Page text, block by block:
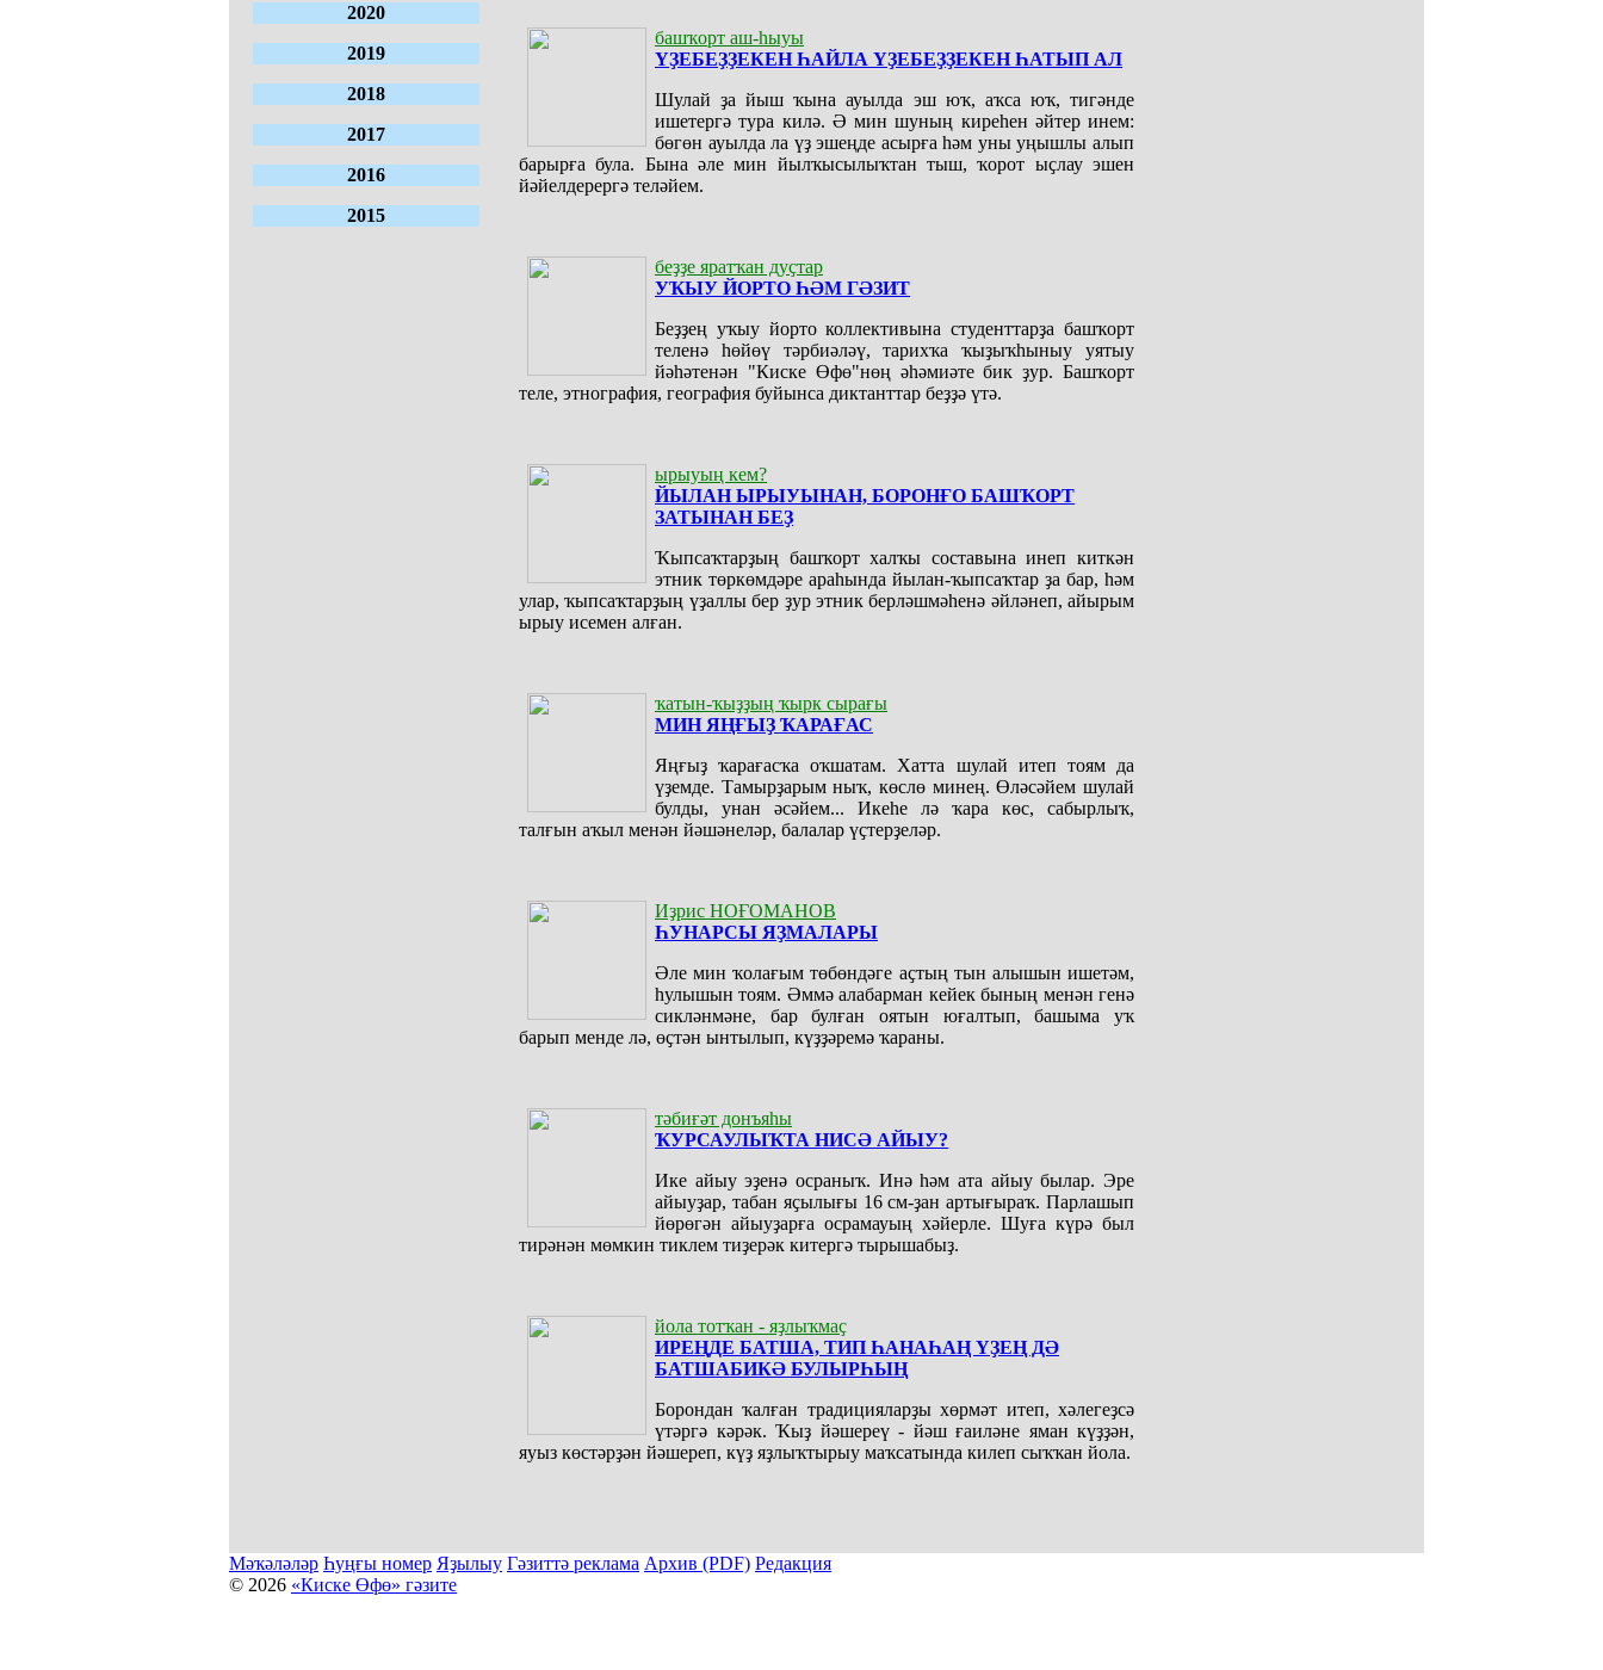
2020
2019
2018
2017
2016
2015
башҡорт аш-һыуы
ҮҘЕБЕҘҘЕКЕН ҺАЙЛА ҮҘЕБЕҘҘЕКЕН ҺАТЫП АЛ
Шулай ҙа йыш ҡына ауылда эш юҡ, аҡса юҡ, тигәнде
ишетергә тура килә. Ә мин шуның киреһен әйтер инем:
бөгөн ауылда ла үҙ эшеңде асырға һәм уны уңышлы алып
барырға була. Бына әле мин йылҡысылыҡтан тыш, ҡорот ыҫлау эшен
йәйелдерергә теләйем.
беҙҙе яратҡан дуҫтар
УҠЫУ ЙОРТО ҺӘМ ГӘЗИТ
Беҙҙең уҡыу йорто коллективына студенттарҙа башҡорт
теленә һөйөү тәрбиәләү, тарихҡа ҡыҙыҡһыныу уятыу
йәһәтенән "Киске Өфө"нөң әһәмиәте бик ҙур. Башҡорт
теле, этнография, география буйынса диктанттар беҙҙә үтә.
ырыуың кем?
ЙЫЛАН ЫРЫУЫНАН, БОРОНҒО БАШҠОРТ
ЗАТЫНАН БЕҘ
Ҡыпсаҡтарҙың башҡорт халҡы составына инеп киткән
этник төркөмдәре араһында йылан-ҡыпсаҡтар ҙа бар, һәм
улар, ҡыпсаҡтарҙың үҙаллы бер ҙур этник берләшмәһенә әйләнеп, айырым
ырыу исемен алған.
ҡатын-ҡыҙҙың ҡырк сырағы
МИН ЯҢҒЫҘ ҠАРАҒАС
Яңғыҙ ҡарағасҡа оҡшатам. Хатта шулай итеп тоям да
үҙемде. Тамырҙарым ныҡ, көслө минең. Өләсәйем шулай
булды, унан әсәйем... Икеһе лә ҡара көс, сабырлыҡ,
талғын аҡыл менән йәшәнеләр, балалар үҫтерҙеләр.
Иҙрис НОҒОМАНОВ
ҺУНАРСЫ ЯҘМАЛАРЫ
Әле мин ҡолағым төбөндәге аҫтың тын алышын ишетәм,
һулышын тоям. Әммә алабарман кейек бының менән генә
сикләнмәне, бар булған оятын юғалтып, башыма уҡ
барып менде лә, өҫтән ынтылып, күҙҙәремә ҡараны.
тәбиғәт донъяһы
ҠУРСАУЛЫҠТА НИСӘ АЙЫУ?
Ике айыу эҙенә осраныҡ. Инә һәм ата айыу былар. Эре
айыуҙар, табан яҫылығы 16 см-ҙан артығыраҡ. Парлашып
йөрөгән айыуҙарға осрамауың хәйерле. Шуға күрә был
тирәнән мөмкин тиклем тиҙерәк китергә тырышабыҙ.
йола тотҡан - яҙлыҡмаҫ
ИРЕҢДЕ БАТША, ТИП ҺАНАҺАҢ ҮҘЕҢ ДӘ
БАТШАБИКӘ БУЛЫРҺЫҢ
Борондан ҡалған традицияларҙы хөрмәт итеп, хәлегеҙсә
үтәргә кәрәк. Ҡыҙ йәшереү - йәш ғаиләне яман күҙҙән,
яуыз көстәрҙән йәшереп, күҙ яҙлыҡтырыу маҡсатында килеп сыҡҡан йола.
Мәҡәләләр Һуңғы номер Яҙылыу Гәзиттә реклама Архив (PDF) Редакция
© 2026 «Киске Өфө» гәзите